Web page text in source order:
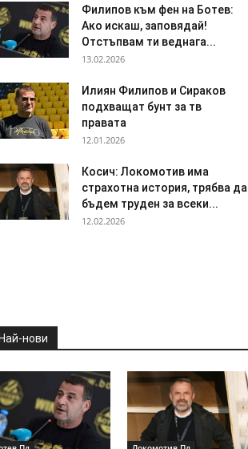
Филипов към фен на Ботев:
Ако искаш, заповядай!
Отстъпвам ти веднага...
13.02.2026
Илиян Филипов и Сираков
подхващат бунт за тв
правата
12.01.2026
Косич: Локомотив има
страхотна история, трябва да
бъдем труден за всеки...
12.02.2026
нови